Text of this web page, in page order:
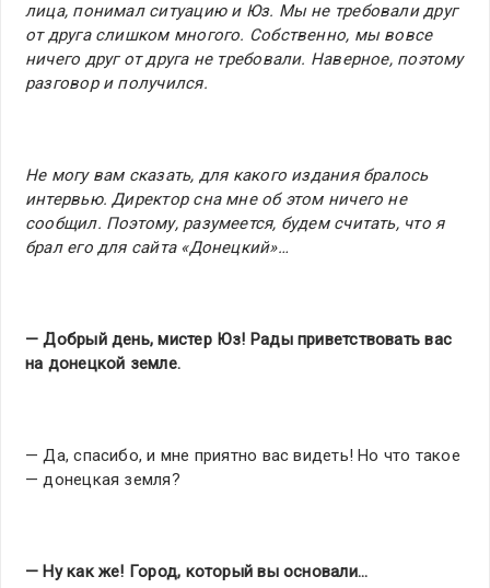
лица, понимал ситуацию и Юз. Мы не требовали друг
от друга слишком многого. Собственно, мы вовсе
ничего друг от друга не требовали. Наверное, поэтому
разговор и получился.
Не могу вам сказать, для какого издания бралось
интервью. Директор сна мне об этом ничего не
сообщил. Поэтому, разумеется, будем считать, что я
брал его для сайта «Донецкий»…
— Добрый день, мистер Юз! Рады приветствовать вас
на донецкой земле.
— Да, спасибо, и мне приятно вас видеть! Но что такое
— донецкая земля?
— Ну как же! Город, который вы основали…